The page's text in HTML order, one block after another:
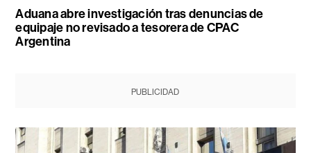
Aduana abre investigación tras denuncias de
equipaje no revisado a tesorera de CPAC
Argentina
PUBLICIDAD